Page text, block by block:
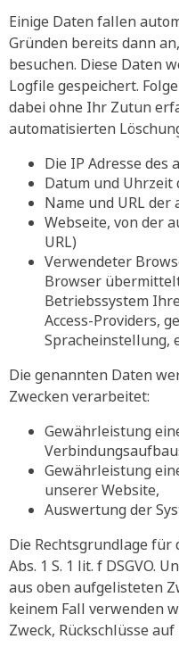
Einige Daten fallen
Gründen bereits dann
besuchen. Diese Daten
Logfile gespeichert.
dabei ohne Ihr Zutun
automatisierten
Die IP Adresse des
Datum und Uhrzeit
Name und URL
Webseite, von der
URL)
Verwendeter
Browser
Betriebssystem
Access-Providers,
Spracheinstellung,
Die genannten Daten
Zwecken verarbeitet:
Gewährleistung
Gewährleistung
unserer Website,
Auswertung der
Die Rechtsgrundlage
Abs. 1 S. 1 lit. f DSGVO.
aus oben aufgelisteten
keinem Fall verwenden
Zweck, Rückschlüsse